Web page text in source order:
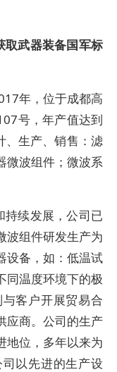
取武器装备国军标
年，位于成都高
号，年产值达到
、生产、销售：滤
微波组件；微波系
持续发展，公司已
波组件研发生产为
设备，如：低温试
同温度环境下的极
客户开展贸易合
应商。公司的生产
地位，多年以来为
以先进的生产设